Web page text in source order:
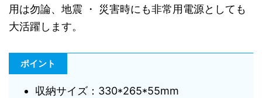
用は勿論、地震 ・ 災害時にも非常用電源としても
大活躍します。
ポイント
収納サイズ：330*265*55mm